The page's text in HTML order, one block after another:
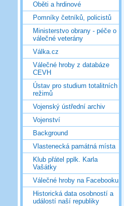
Oběti a hrdinové
Pomníky četníků, policistů
Ministerstvo obrany - péče o
válečné veterány
Válka.cz
Válečné hroby z databáze
CEVH
Ústav pro studium totalitních
režimů
Vojenský ústřední archiv
Vojenství
Background
Vlastenecká památná místa
Klub přátel pplk. Karla
Vašátky
Válečné hroby na Facebooku
Historická data osobností a
událostí naší republiky